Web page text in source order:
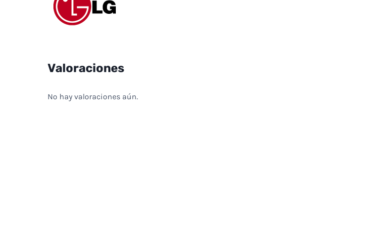
Valoraciones
No hay valoraciones aún.